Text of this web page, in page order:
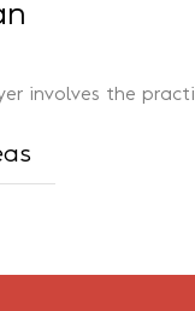
involves the